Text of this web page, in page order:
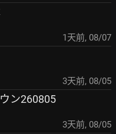
1天前, 08/07
3天前, 08/05
ン260805
3天前, 08/05